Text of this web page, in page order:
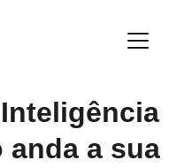
a sua